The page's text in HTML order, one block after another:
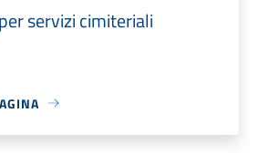
servizi cimiteriali